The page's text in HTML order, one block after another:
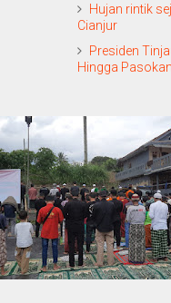
Hujan rintik
Cianjur
Presiden
Hingga